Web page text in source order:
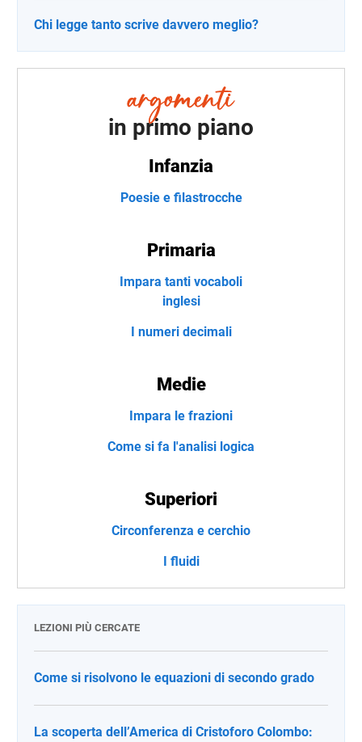
Chi legge tanto scrive davvero meglio?
in primo piano
Infanzia
Poesie e filastrocche
Primaria
Impara tanti vocaboli
inglesi
I numeri decimali
Medie
Impara le frazioni
Come si fa l'analisi logica
Superiori
Circonferenza e cerchio
I fluidi
LEZIONI PIÙ CERCATE
Come si risolvono le equazioni di secondo grado
La scoperta dell’America di Cristoforo Colombo: